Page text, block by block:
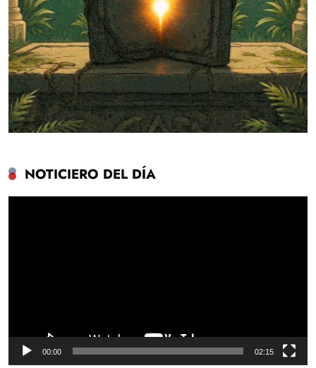
NOTICIERO DEL DÍA
00:00 02:15